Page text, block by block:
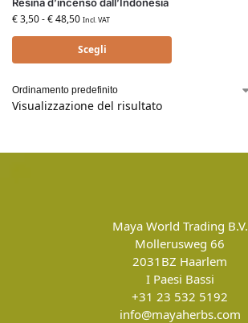
€3,50-€48,50 Incl. VAT
Scegli
Visualizzazione del risultato
Maya World Trading B.V.
Mollerusweg 66
2031BZ Haarlem
I Paesi Bassi
+31 23 532 5192
info@mayaherbs.com